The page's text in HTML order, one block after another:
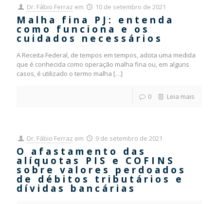
Dr. Fábio Ferraz em 10 de setembro de 2021
Malha fina PJ: entenda
como funciona e os
cuidados necessários
A Receita Federal, de tempos em tempos, adota uma medida
que é conhecida como operação malha fina ou, em alguns
casos, é utilizado o termo malha […]
0 Leia mais
Dr. Fábio Ferraz em 9 de setembro de 2021
O afastamento das
alíquotas PIS e COFINS
sobre valores perdoados
de débitos tributários e
dívidas bancárias